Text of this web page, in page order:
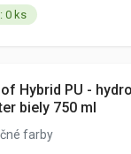
0 ks
Hybrid PU -
biely 750 ml
farby